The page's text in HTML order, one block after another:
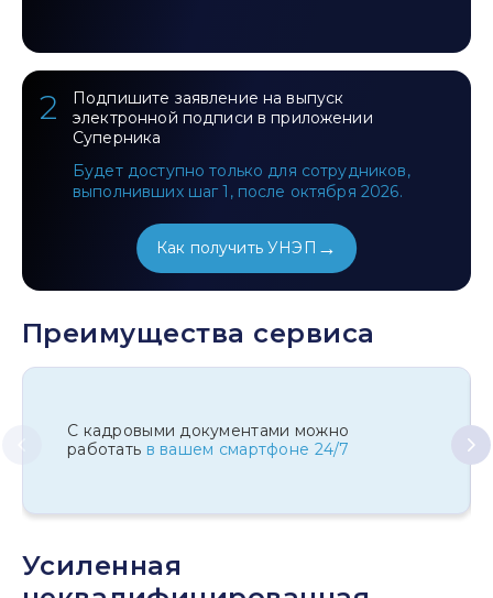
2
Подпишите заявление на выпуск
электронной подписи в приложении
Суперника
Будет доступно только для сотрудников,
выполнивших шаг 1, после октября 2026.
Как получить УНЭП →
Преимущества сервиса
С кадровыми документами можно
работать в вашем смартфоне 24/7
Усиленная